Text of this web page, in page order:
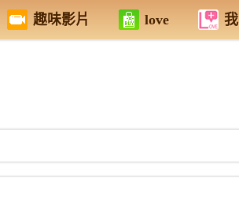
趣味影片 love